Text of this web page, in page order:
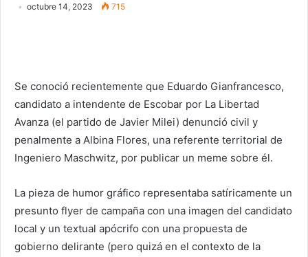
octubre 14, 2023 715
Se conoció recientemente que Eduardo Gianfrancesco,
candidato a intendente de Escobar por La Libertad
Avanza (el partido de Javier Milei) denunció civil y
penalmente a Albina Flores, una referente territorial de
Ingeniero Maschwitz, por publicar un meme sobre él.
La pieza de humor gráfico representaba satíricamente un
presunto flyer de campaña con una imagen del candidato
local y un textual apócrifo con una propuesta de
gobierno delirante (pero quizá en el contexto de la